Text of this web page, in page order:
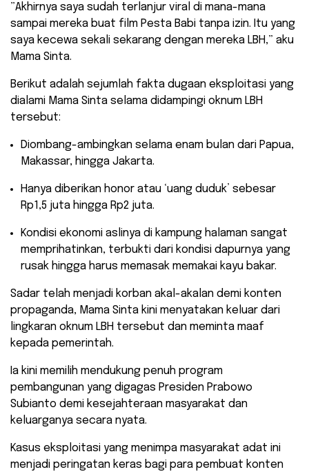
​”Akhirnya saya sudah terlanjur viral di mana-mana
sampai mereka buat film Pesta Babi tanpa izin. Itu yang
saya kecewa sekali sekarang dengan mereka LBH,” aku
Mama Sinta.
​Berikut adalah sejumlah fakta dugaan eksploitasi yang
dialami Mama Sinta selama didampingi oknum LBH
tersebut:
​Diombang-ambingkan selama enam bulan dari Papua,
Makassar, hingga Jakarta.
​Hanya diberikan honor atau ‘uang duduk’ sebesar
Rp1,5 juta hingga Rp2 juta.
​Kondisi ekonomi aslinya di kampung halaman sangat
memprihatinkan, terbukti dari kondisi dapurnya yang
rusak hingga harus memasak memakai kayu bakar.
​Sadar telah menjadi korban akal-akalan demi konten
propaganda, Mama Sinta kini menyatakan keluar dari
lingkaran oknum LBH tersebut dan meminta maaf
kepada pemerintah.
Ia kini memilih mendukung penuh program
pembangunan yang digagas Presiden Prabowo
Subianto demi kesejahteraan masyarakat dan
keluarganya secara nyata.
​Kasus eksploitasi yang menimpa masyarakat adat ini
menjadi peringatan keras bagi para pembuat konten